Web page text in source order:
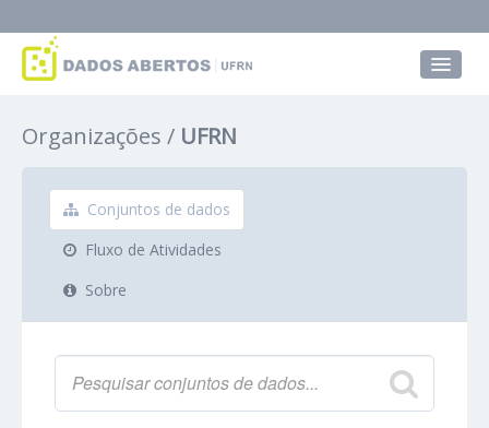
Grupos
Sobre
Organizações UFRN
Conjuntos de dados
Fluxo de Atividades
Sobre